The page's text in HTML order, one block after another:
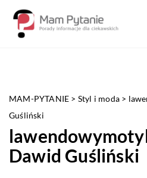
MAM-PYTANIE > Styl i moda >
Guśliński
Dawid Guśliński